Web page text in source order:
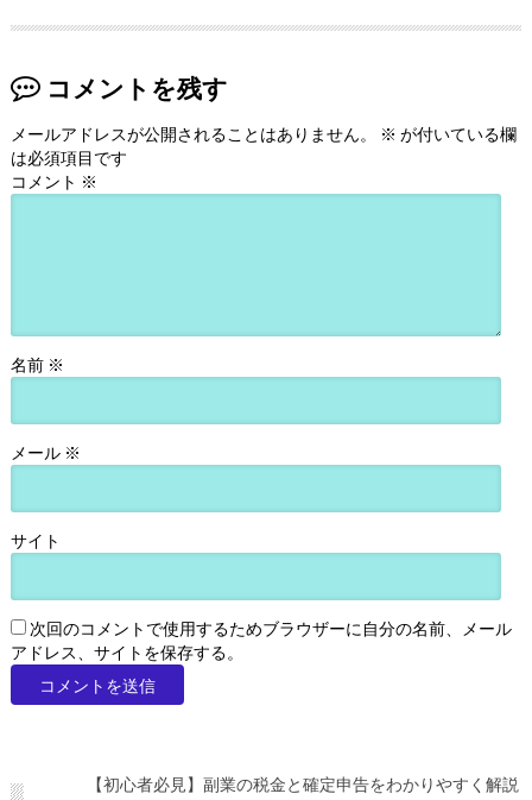
コメントを残す
メールアドレスが公開されることはありません。 ※ が付いている欄
は必須項目です
コメント ※
名前 ※
メール ※
サイト
次回のコメントで使用するためブラウザーに自分の名前、メール
アドレス、サイトを保存する。
【初心者必見】副業の税金と確定申告をわかりやすく解説